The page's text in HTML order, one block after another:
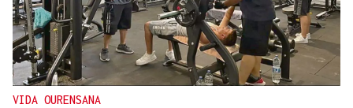
VIDA OURENSANA